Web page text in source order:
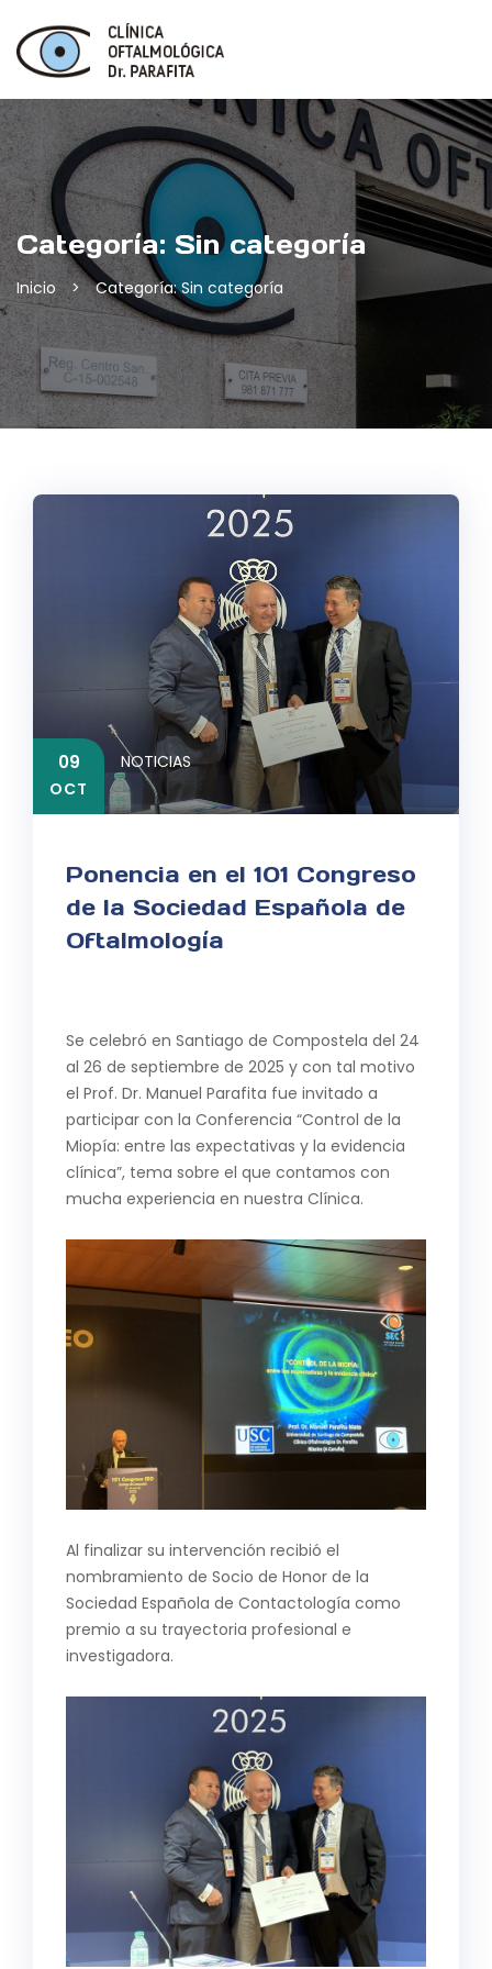
content
Categoría: Sin categoría
Inicio > Categoría: Sin categoría
09
OCT
Ponencia en el 101 Congreso
de la Sociedad Española de
Oftalmología
Se celebró en Santiago de Compostela del 24
al 26 de septiembre de 2025 y con tal motivo
el Prof. Dr. Manuel Parafita fue invitado a
participar con la Conferencia “Control de la
Miopía: entre las expectativas y la evidencia
clínica”, tema sobre el que contamos con
mucha experiencia en nuestra Clínica.
Al finalizar su intervención recibió el
nombramiento de Socio de Honor de la
Sociedad Española de Contactología como
premio a su trayectoria profesional e
investigadora.
NOTICIAS